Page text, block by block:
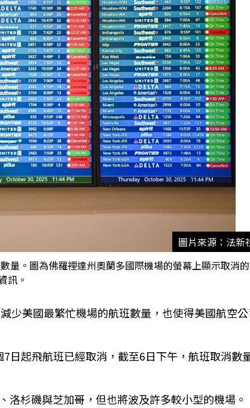
圖片來源：法新
量。圖為佛羅裡達州奧蘭多國際機場的螢幕上顯示取消
訊。
少美國最繁忙機場的航班數量，也使得美國航空
日起飛航班已經取消，截至6日下午，航班取消數
洛杉磯與芝加哥，但也將波及許多較小型的機場。